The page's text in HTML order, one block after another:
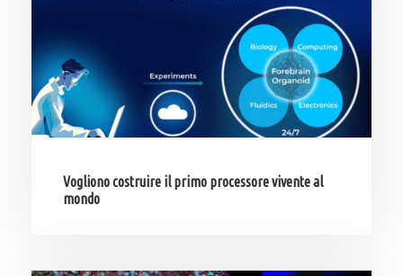
Vogliono costruire il primo processore vivente al
mondo